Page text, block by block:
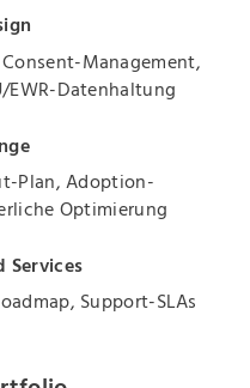
Consent-Management,
EWR-Datenhaltung
Plan, Adoption-
Optimierung
Services
Support-SLAs